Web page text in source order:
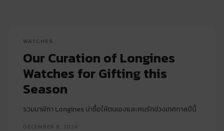
WATCHES
Our Curation of Longines
Watches for Gifting this
Season
รวมนาฬิกา Longines น่าซื้อให้ตนเองและคนรักช่วงเทศกาลปีนี้
DECEMBER 8, 2024